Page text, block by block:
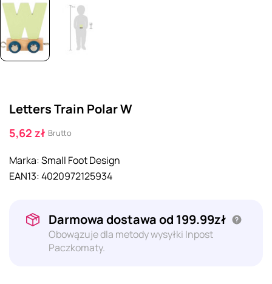
Letters Train Polar W
5,62 zł Brutto
Marka:Small Foot Design
EAN13:4020972125934
Darmowa dostawa od 199.99zł
Obowązuje dla metody wysyłki Inpost
Paczkomaty.